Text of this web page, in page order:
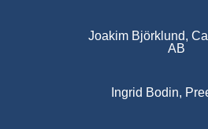
Joakim Björklund,
AB
Ingrid Bodin,